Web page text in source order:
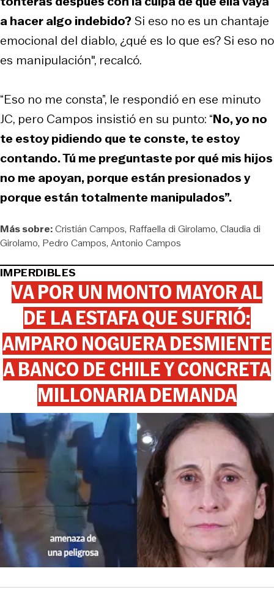
a hacer algo indebido? Si eso no es un chantaje
emocional del diablo, ¿qué es lo que es? Si eso no
es manipulación", recalcó.
“Eso no me consta”, le respondió en ese minuto
JC, pero Campos insistió en su punto: “No, yo no
te estoy pidiendo que te conste, te estoy
contando. Tú me preguntaste por qué mis hijos
no me apoyan, porque están presionados y
porque están totalmente manipulados”.
Más sobre:Cristián Campos Raffaella di Girolamo Claudia di
Girolamo Pedro Campos Antonio Campos
IMPERDIBLES
VA POR UN MONTO MAYOR AL
DE LA ESTAFA QUE SUFRIÓ:
AMPARO NOGUERA DESMIENTE
A BANCO DE CHILE Y CONCRETA
MILLONARIA DEMANDA